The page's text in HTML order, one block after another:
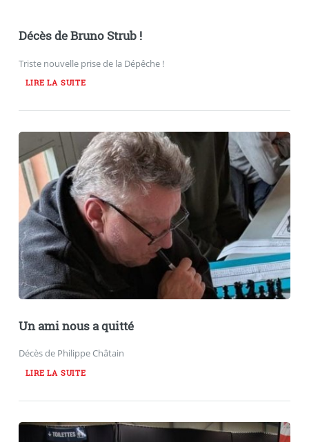
Décès de Bruno Strub !
Triste nouvelle prise de la Dépêche !
LIRE LA SUITE
Un ami nous a quitté
Décès de Philippe Châtain
LIRE LA SUITE